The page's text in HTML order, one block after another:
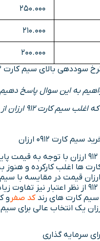
250.000
210.000
200.000
بالای سیم کارت ۰۹۱۲ ارزان
هستند که همین امر باعث افزایش ارزشمندی آنها در آینده می شود.
کارت ۰۹۱۲ ارزان
ها اغلب کارکرده و
سیم کارت های رندکد صفر و کد 9 بیشتر از سیم کارت